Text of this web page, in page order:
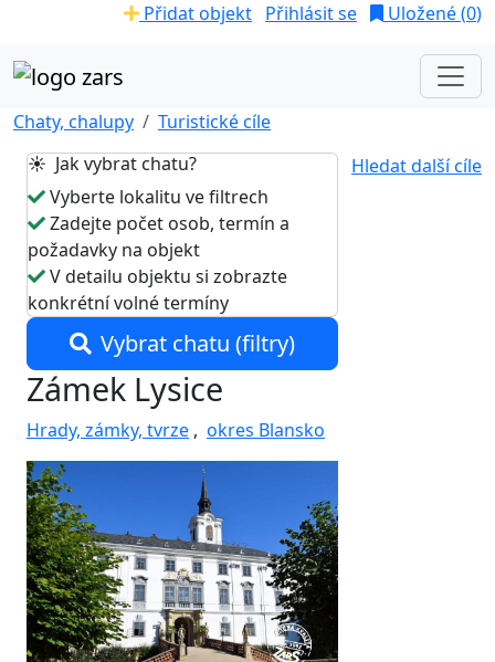
Přidat objekt Přihlásit se Uložené (0)
Chaty, chalupy
Turistické cíle
Hledat další cíle
☀️ Jak vybrat chatu?
Vyberte lokalitu ve filtrech
Zadejte počet osob, termín a
požadavky na objekt
V detailu objektu si zobrazte
konkrétní volné termíny
Vybrat chatu (filtry)
Zámek Lysice
Hrady, zámky, tvrze , okres Blansko